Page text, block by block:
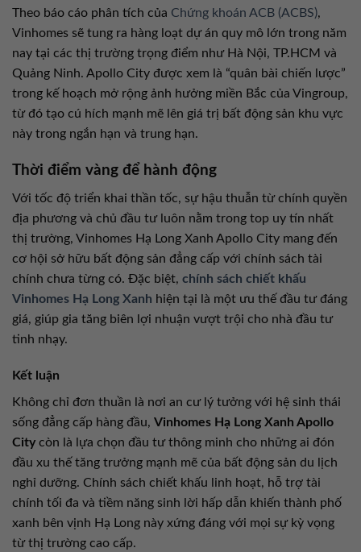
Theo báo cáo phân tích của Chứng khoán ACB (ACBS),
Vinhomes sẽ tung ra hàng loạt dự án quy mô lớn trong năm
nay tại các thị trường trọng điểm như Hà Nội, TP.HCM và
Quảng Ninh. Apollo City được xem là “quân bài chiến lược”
trong kế hoạch mở rộng ảnh hưởng miền Bắc của Vingroup,
từ đó tạo cú hích mạnh mẽ lên giá trị bất động sản khu vực
này trong ngắn hạn và trung hạn.
Thời điểm vàng để hành động
Với tốc độ triển khai thần tốc, sự hậu thuẫn từ chính quyền
địa phương và chủ đầu tư luôn nằm trong top uy tín nhất
thị trường, Vinhomes Hạ Long Xanh Apollo City mang đến
cơ hội sở hữu bất động sản đẳng cấp với chính sách tài
chính chưa từng có. Đặc biệt, chính sách chiết khấu
Vinhomes Hạ Long Xanh hiện tại là một ưu thế đầu tư đáng
giá, giúp gia tăng biên lợi nhuận vượt trội cho nhà đầu tư
tinh nhạy.
Kết luận
Không chỉ đơn thuần là nơi an cư lý tưởng với hệ sinh thái
sống đẳng cấp hàng đầu, Vinhomes Hạ Long Xanh Apollo
City còn là lựa chọn đầu tư thông minh cho những ai đón
đầu xu thế tăng trưởng mạnh mẽ của bất động sản du lịch
nghỉ dưỡng. Chính sách chiết khấu linh hoạt, hỗ trợ tài
chính tối đa và tiềm năng sinh lời hấp dẫn khiến thành phố
xanh bên vịnh Hạ Long này xứng đáng với mọi sự kỳ vọng
từ thị trường cao cấp.